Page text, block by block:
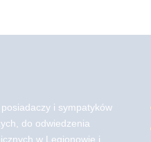
i sympatyków
do odwiedzenia
w Legionowie i